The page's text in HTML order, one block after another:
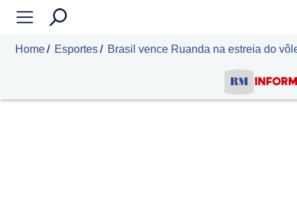
Home Esportes Brasil vence Ruanda na estreia do